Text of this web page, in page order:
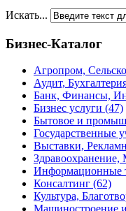
Искать...
Бизнес-Каталог
Агропром,
Аудит,
Банк, Финансы,
Бизнес услуги (47)
Бытовое и
Государственные
Выставки,
Информационные
Консалтинг (62)
Культура,